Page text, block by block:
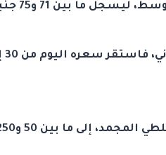
بين 71 و75 جنيهًا للكيلو.
ما بين 50 و250 جنيهًا للكيلو.